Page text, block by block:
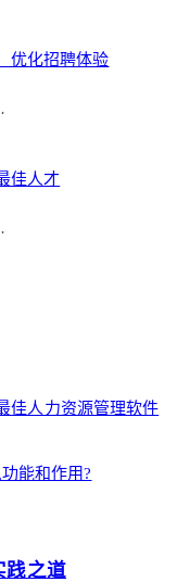
优化招聘体验
佳人才
佳人力资源管理软件
能和作用?
践之道